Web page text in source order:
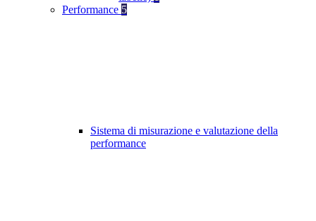
Performance 5
Sistema di misurazione e valutazione della
performance